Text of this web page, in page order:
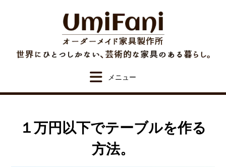
１万円以下でテーブルを作る
方法。